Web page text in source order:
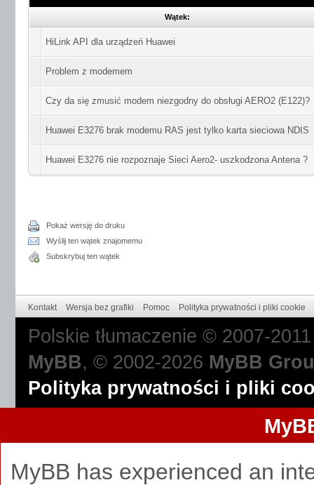
Wątek:
HiLink API dla urządzeń Huawei
Problem z modemem
Czy da się zmusić modem niezgodny do obsługi AERO2 (E122)?
Huawei E3276 brak modemu RAS jest tylko karta sieciowa NDIS
Huawei E3276 nie rozpoznaje Sieci Aero2- uszkodzona Antena ?
Pokaż wersję do druku
Wyślij ten wątek znajomemu
Subskrybuj ten wątek
Kontakt Wersja bez grafiki Pomoc Polityka prywatności i pliki cookie
Polskie tłumaczenie © 2007-
MyBB, © 2002-2026 MyBB
Polityka prywatności i pliki
MyBB has experienced an